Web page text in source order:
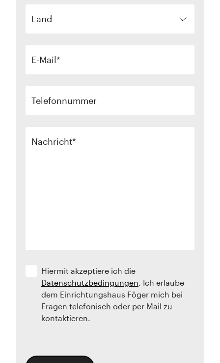
Land
E-Mail
Telefonnummer
Nachricht
Hiermit akzeptiere ich die
Datenschutzbedingungen. Ich erlaube
dem Einrichtungshaus Föger mich bei
Fragen telefonisch oder per Mail zu
kontaktieren.